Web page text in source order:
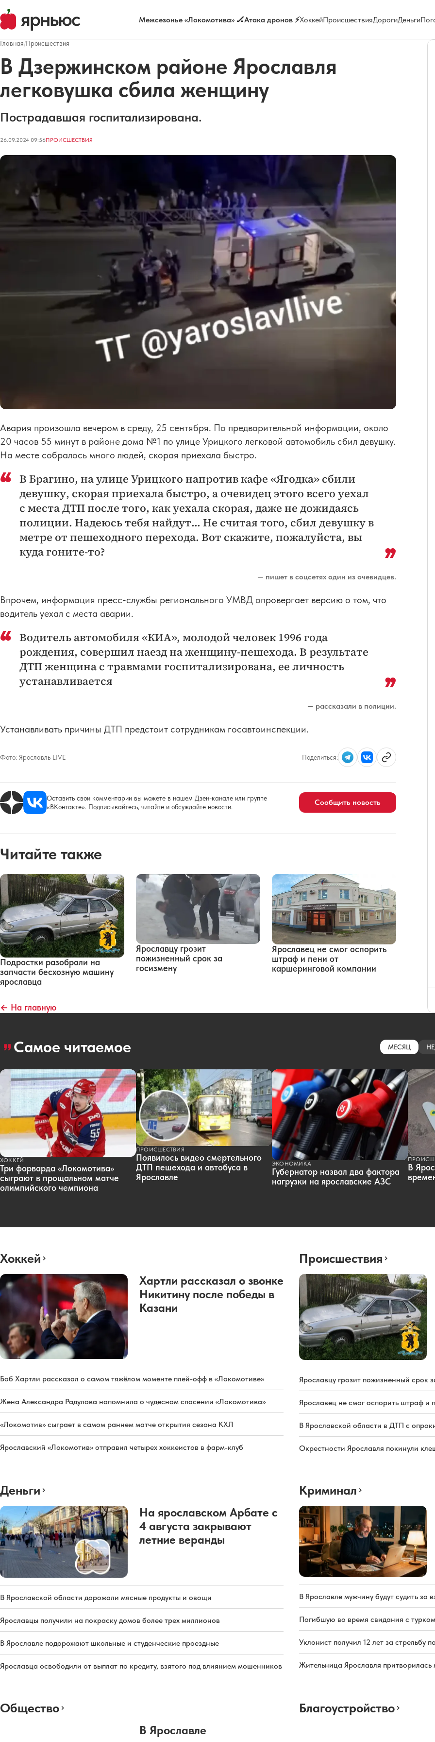
Межсезонье «Локомотива» 🏒Атака дронов ⚡ХоккейПроисшествияДорогиДеньги
Главная/Происшествия
В Дзержинском районе Ярославля
легковушка сбила женщину
Пострадавшая госпитализирована.
26.09.2024 09:56ПРОИСШЕСТВИЯ
Авария произошла вечером в среду, 25 сентября. По предварительной информации, около
20 часов 55 минут в районе дома №1 по улице Урицкого легковой автомобиль сбил девушку.
На месте собралось много людей, скорая приехала быстро.
В Брагино, на улице Урицкого напротив кафе «Ягодка» сбили
девушку, скорая приехала быстро, а очевидец этого всего уехал
с места ДТП после того, как уехала скорая, даже не дожидаясь
полиции. Надеюсь тебя найдут... Не считая того, сбил девушку в
метре от пешеходного перехода. Вот скажите, пожалуйста, вы
куда гоните-то?
— пишет в соцсетях один из очевидцев.
Впрочем, информация пресс-службы регионального УМВД опровергает версию о том, что
водитель уехал с места аварии.
Водитель автомобиля «КИА», молодой человек 1996 года
рождения, совершил наезд на женщину-пешехода. В результате
ДТП женщина с травмами госпитализирована, ее личность
устанавливается
— рассказали в полиции.
Устанавливать причины ДТП предстоит сотрудникам госавтоинспекции.
Фото: Ярославль LIVE Поделиться:
Оставить свои комментарии вы можете в нашем Дзен-канале или группе
«ВКонтакте». Подписывайтесь, читайте и обсуждайте новости.
Сообщить новость
Читайте также
Подростки разобрали на
запчасти бесхозную машину
ярославца
Ярославцу грозит
пожизненный срок за
госизмену
Ярославец не смог оспорить
штраф и пени от
каршеринговой компании
← На главную
Самое читаемое МЕСЯЦ
ХОККЕЙ
Три форварда «Локомотива»
сыграют в прощальном матче
олимпийского чемпиона
ПРОИСШЕСТВИЯ
Появилось видео смертельного
ДТП пешехода и автобуса в
Ярославле
ЭКОНОМИКА
Губернатор назвал два фактора
нагрузки на ярославские АЗС
В
Хоккей
Хартли рассказал о звонке
Никитину после победы в
Казани
Боб Хартли рассказал о самом тяжёлом моменте плей-офф в «Локомотиве»
Жена Александра Радулова напомнила о чудесном спасении «Локомотива»
«Локомотив» сыграет в самом раннем матче открытия сезона КХЛ
Ярославский «Локомотив» отправил четырех хоккеистов в фарм-клуб
Происшествия
Ярославцу грозит пожизненный срок
Ярославец не смог оспорить штраф и
В Ярославской области в ДТП с
Окрестности Ярославля покинули
Деньги
На ярославском Арбате с
4 августа закрывают
летние веранды
В Ярославской области дорожали мясные продукты и овощи
Ярославцы получили на покраску домов более трех миллионов
В Ярославле подорожают школьные и студенческие проездные
Ярославца освободили от выплат по кредиту, взятого под влиянием мошенников
Криминал
В Ярославле мужчину будут судить за
Погибшую во время свидания с
Уклонист получил 12 лет за стрельбу
Жительница Ярославля
Общество
В Ярославле
Благоустройство